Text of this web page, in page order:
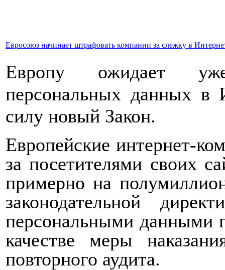
Евросоюз начинает штрафовать компании за слежку в
Европу ожидает
персональных данных в
силу новый Закон.
Европейские интернет-
за посетителями своих
примерно на
законодательной
персональными данными
качестве меры
повторного аудита.